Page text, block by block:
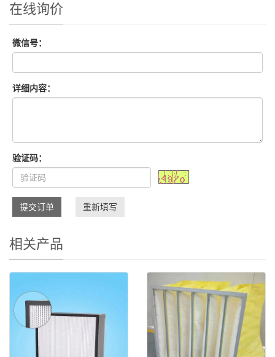
在线询价
微信号：
详细内容：
验证码：
提交订单 重新填写
相关产品